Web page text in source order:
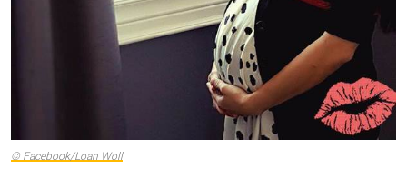
© Facebook/Loan Woll